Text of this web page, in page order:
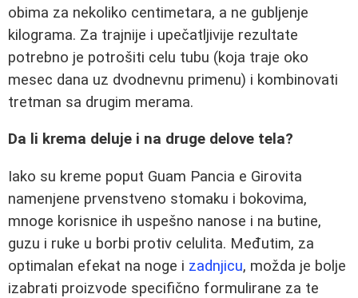
obima za nekoliko centimetara, a ne gubljenje
kilograma. Za trajnije i upečatljivije rezultate
potrebno je potrošiti celu tubu (koja traje oko
mesec dana uz dvodnevnu primenu) i kombinovati
tretman sa drugim merama.
Da li krema deluje i na druge delove tela?
Iako su kreme poput Guam Pancia e Girovita
namenjene prvenstveno stomaku i bokovima,
mnoge korisnice ih uspešno nanose i na butine,
guzu i ruke u borbi protiv celulita. Međutim, za
optimalan efekat na noge i zadnjicu, možda je bolje
izabrati proizvode specifično formulirane za te